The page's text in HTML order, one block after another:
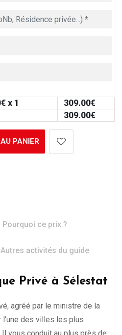
€ x 1 309.00€
309.00€
PANIER
Pourquoi ce prix ?
Autres activités du guide
Privé à Sélestat
agréé par le ministre de la
des villes les plus